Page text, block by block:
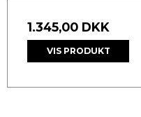
1.345,00 DKK
VIS PRODUKT